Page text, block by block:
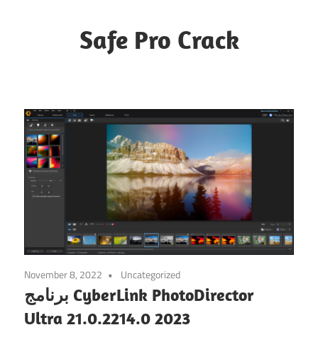
Safe Pro Crack
November 8, 2022 Uncategorized
برنامج CyberLink PhotoDirector
Ultra 21.0.2214.0 2023